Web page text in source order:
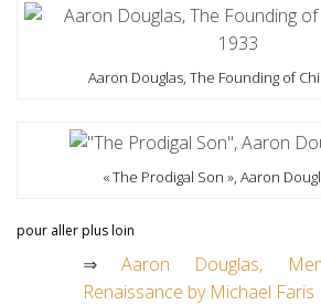
Aaron Douglas, The Founding of
« The Prodigal Son », Aaron
pour aller plus loin
⇒Aaron Douglas,
Renaissance by Michael Faris